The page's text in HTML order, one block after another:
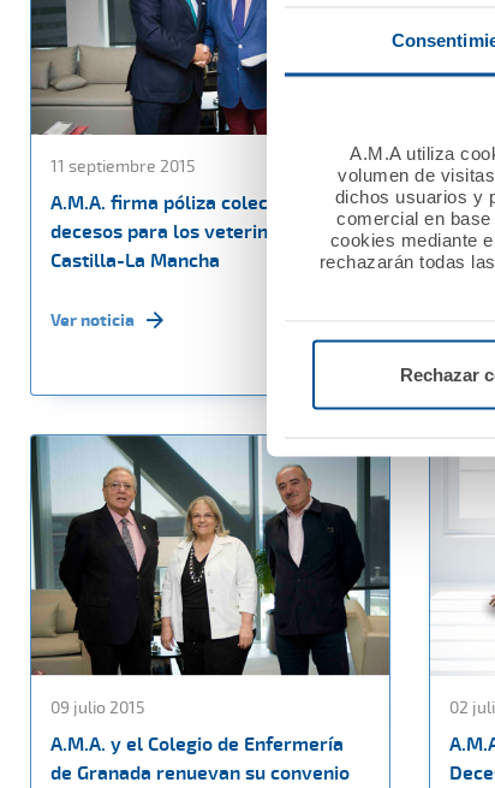
A.M.A utiliza
volumen de
dichos usuarios y
comercial en
cookies mediante
rechazarán todas
Rechazar
11 septiembre 2015
A.M.A. firma póliza colectiva de
decesos para los veterinarios de
Castilla-La Mancha
Ver noticia
30
09 julio 2015
A.M.A. y el Colegio de Enfermería
de Granada renuevan su convenio
02